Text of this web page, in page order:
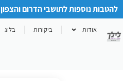
להטבות נוספות לתושבי הדרום
אודות ביקורות בלוג